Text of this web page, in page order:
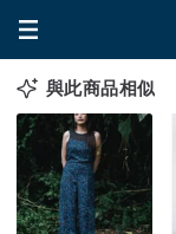
與此商品相似